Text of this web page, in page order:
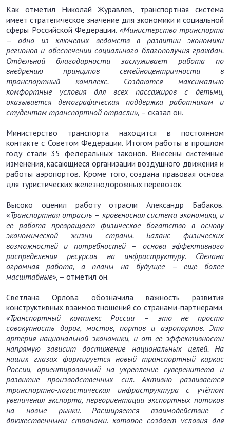
Как отметил Николай Журавлев, транспортная система
имеет стратегическое значение для экономики и социальной
сферы Российской Федерации. «Министерство транспорта
– одно из ключевых ведомств в развитии экономики
регионов и обеспечении социального благополучия граждан.
Отдельной благодарности заслуживает работа по
внедрению принципов семейноцентричности в
транспортный комплекс. Создаются максимально
комфортные условия для всех пассажиров с детьми,
оказывается демографическая поддержка работникам и
студентам транспортной отрасли», – сказал он.
Министерство транспорта находится в постоянном
контакте с Советом Федерации. Итогом работы в прошлом
году стали 35 федеральных законов. Внесены системные
изменения, касающиеся организации воздушного движения и
работы аэропортов. Кроме того, создана правовая основа
для туристических железнодорожных перевозок.
Высоко оценил работу отрасли Александр Бабаков.
«Транспортная отрасль – кровеносная система экономики, и
её работа превращает физическое богатство в основу
экономической жизни страны. Баланс физических
возможностей и потребностей – основа эффективного
распределения ресурсов на инфраструктуру. Сделана
огромная работа, а планы на будущее
–ещё более
масштабные», – отметил он.
Светлана Орлова обозначила важность развития
конструктивных взаимоотношений со странами-партнерами.
«Транспортный комплекс России – это
не просто
совокупность дорог, мостов, портов и аэропортов. Это
артерия национальной экономики, и от ее эффективности
напрямую зависит достижение национальных целей. На
наших глазах формируется новый транспортный каркас
России, ориентированный на укрепление суверенитета и
развитие производственных сил. Активно развивается
транспортно-логистическая инфраструктура с учётом
увеличения экспорта, переориентации экспортных потоков
на новые рынки. Расширяется взаимодействие с
дружественными странами, которое создает условия для